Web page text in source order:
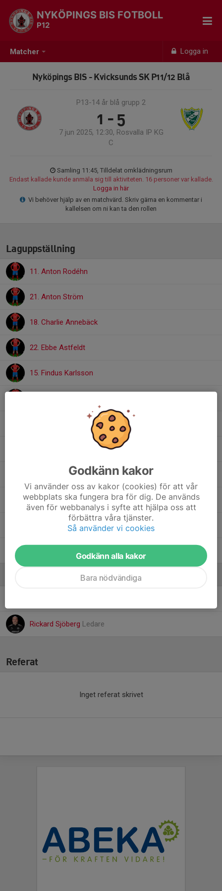
Matcher Logga in
NYKÖPINGS BIS FOTBOLL
P12
Nyköpings BIS - Kvicksunds SK P11/12 Blå
P13-14 år blå grupp 2
1 - 5
7 jun 2025, 12:30, Rosvalla IP KG
C
Samling 11:45, Tilldelat omklädningsrum
Endast kallade kunde anmäla sig till aktiviteten. 16 personer var kallade.
Logga in här
Vi behöver hjälp av en matchvärd. Skriv gärna en kommentar i
kallelsen om ni kan ta den rollen
Laguppställning
11. Anton Rodéhn
21. Anton Ström
18. Charlie Annebäck
22. Ebbe Astfeldt
15. Findus Karlsson
17. Lukas Werner
86. Melwin Malmqvist
8. Olle Fahlén
Rickard Sjöberg Ledare
Referat
Inget referat skrivet
Godkänn kakor
Vi använder oss av kakor (cookies) för att vår
webbplats ska fungera bra för dig. De används
även för webbanalys i syfte att hjälpa oss att
förbättra våra tjänster.
Så använder vi cookies
Godkänn alla kakor
Bara nödvändiga